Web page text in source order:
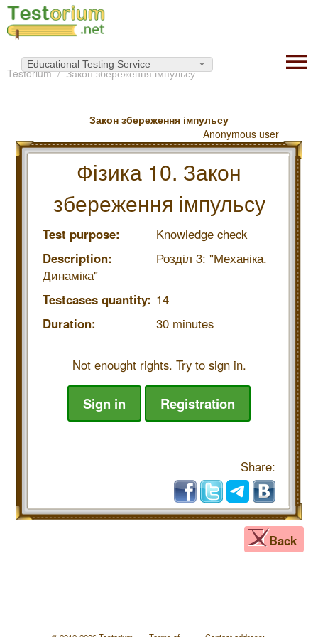
Educational Testing Service
Testorium Закон збереження імпульсу
Закон збереження імпульсу
Anonymous user
Фізика 10. Закон
збереження імпульсу
Test purpose:
Knowledge check
Description:
Розділ 3: "Механіка.
Динаміка"
Testcases quantity: 14
Duration:
30 minutes
Not enought rights. Try to sign in.
Sign in Registration
Share:
Back